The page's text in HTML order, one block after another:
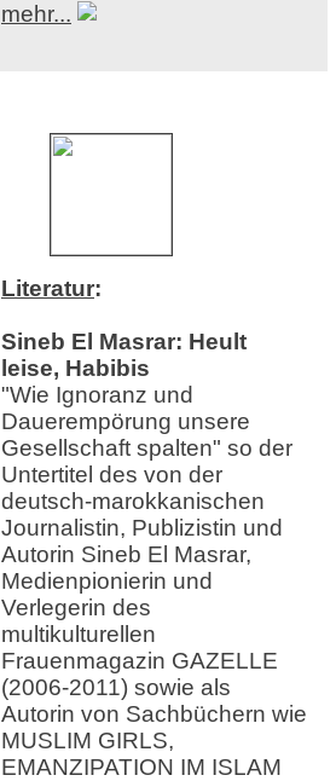
mehr...
Literatur:
Sineb El Masrar: Heult
leise, Habibis
"Wie Ignoranz und
Dauerempörung unsere
Gesellschaft spalten" so der
Untertitel des von der
deutsch-marokkanischen
Journalistin, Publizistin und
Autorin Sineb El Masrar,
Medienpionierin und
Verlegerin des
multikulturellen
Frauenmagazin GAZELLE
(2006-2011) sowie als
Autorin von Sachbüchern wie
MUSLIM GIRLS,
EMANZIPATION IM ISLAM